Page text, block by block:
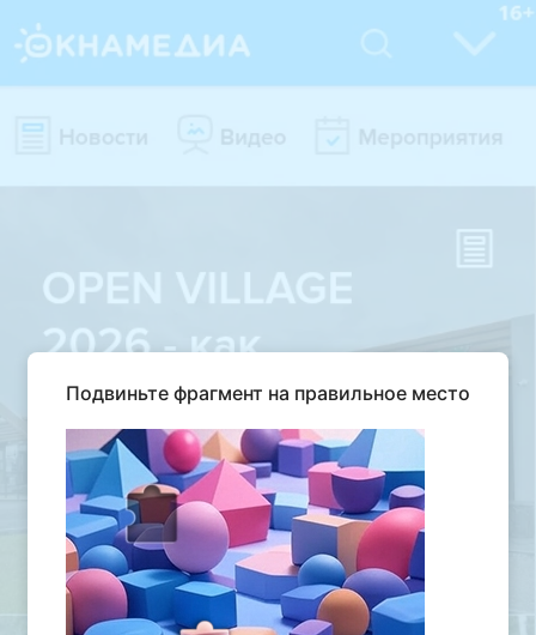
Подвиньте фрагмент на правильное место